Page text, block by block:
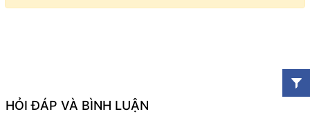
HỎI ĐÁP VÀ BÌNH LUẬN